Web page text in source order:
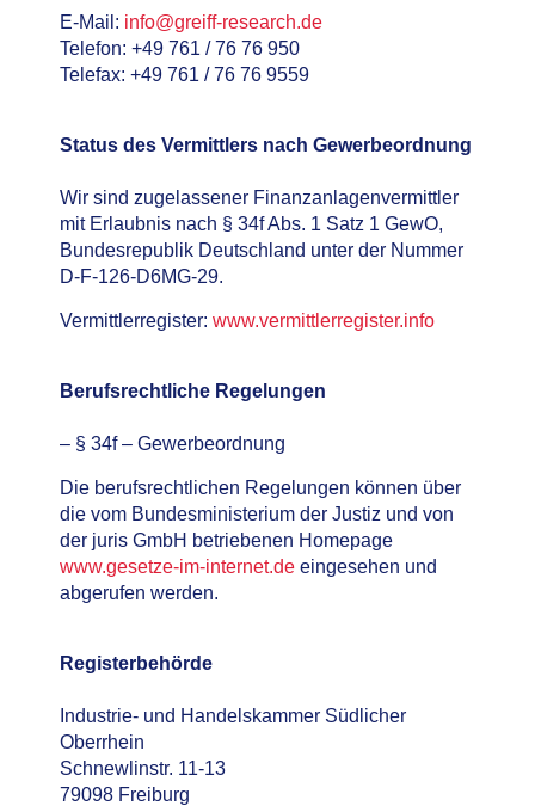
E-Mail: info@greiff-research.de
Telefon: +49 761 / 76 76 950
Telefax: +49 761 / 76 76 9559
Status des Vermittlers nach Gewerbeordnung
Wir sind zugelassener Finanzanlagenvermittler
mit Erlaubnis nach § 34f Abs. 1 Satz 1 GewO,
Bundesrepublik Deutschland unter der Nummer
D-F-126-D6MG-29.
Vermittlerregister: www.vermittlerregister.info
Berufsrechtliche Regelungen
– § 34f – Gewerbeordnung
Die berufsrechtlichen Regelungen können über
die vom Bundesministerium der Justiz und von
der juris GmbH betriebenen Homepage
www.gesetze-im-internet.de eingesehen und
abgerufen werden.
Registerbehörde
Industrie- und Handelskammer Südlicher
Oberrhein
Sch­newlin­str. 11-13
79098 Frei­burg